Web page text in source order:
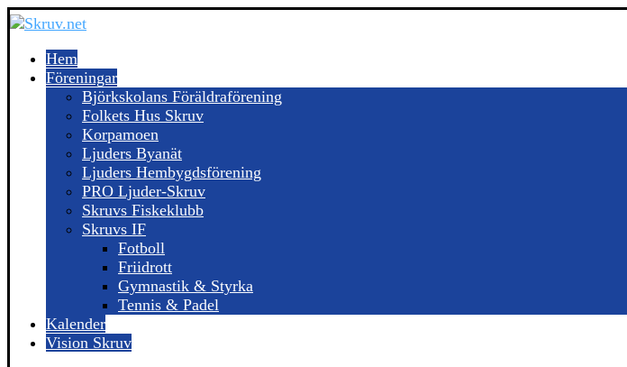
Hem
Föreningar
Björkskolans Föräldraförening
Folkets Hus Skruv
Korpamoen
Ljuders Byanät
Ljuders Hembygdsförening
PRO Ljuder-Skruv
Skruvs Fiskeklubb
Skruvs IF
Fotboll
Friidrott
Gymnastik & Styrka
Tennis & Padel
Kalender
Vision Skruv